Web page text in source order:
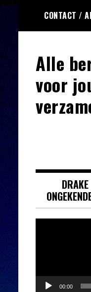
de
CONTACT /
Alle
voor
00:00